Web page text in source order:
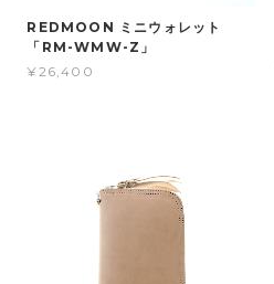
REDMOON ミニウォレット
「RM-WMW-Z」
¥26,400